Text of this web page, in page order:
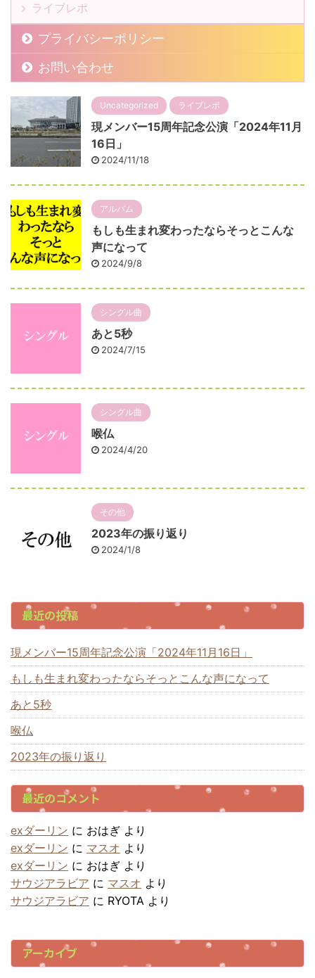
ライブレポ
プライバシーポリシー
お問い合わせ
Uncategorized ライブレポ
現メンバー15周年記念公演「2024年11月
16日」
2024/11/18
アルバム
もしも生まれ変わったならそっとこんな
声になって
2024/9/8
シングル曲
あと5秒
2024/7/15
シングル曲
喉仏
2024/4/20
その他
2023年の振り返り
2024/1/8
最近の投稿
現メンバー15周年記念公演「2024年11月16日」
もしも生まれ変わったならそっとこんな声になって
あと5秒
喉仏
2023年の振り返り
最近のコメント
exダーリン に おはぎ より
exダーリン に マスオ より
exダーリン に おはぎ より
サウジアラビア に マスオ より
サウジアラビア に RYOTA より
アーカイブ